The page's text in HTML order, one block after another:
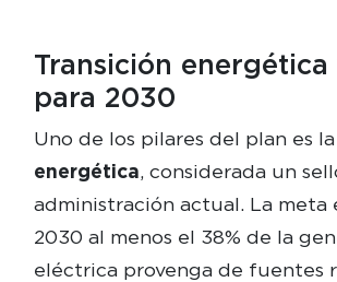
Transición
para 2030
Uno de los pilares del plan es la
energética, considerada un
administración actual. La meta
2030 al menos el 38% de la
eléctrica provenga de fuentes